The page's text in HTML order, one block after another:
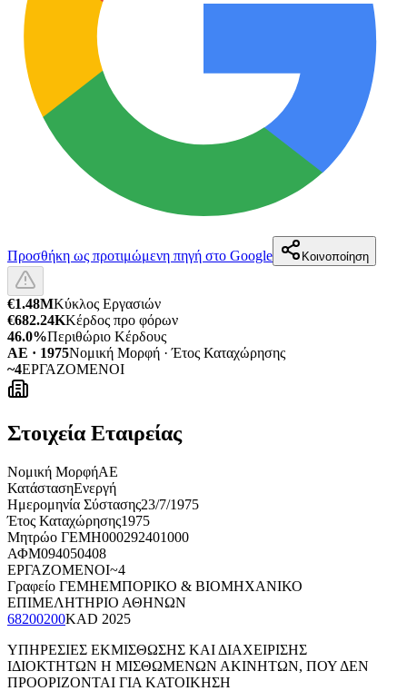
Προσθήκη ως προτιμώμενη πηγή στο Google Κοινοποίηση
€1.48MΚύκλος Εργασιών
€682.24KΚέρδος προ φόρων
46.0%Περιθώριο Κέρδους
ΑΕ · 1975Νομική Μορφή · Έτος Καταχώρησης
~4ΕΡΓΑΖΟΜΕΝΟΙ
Στοιχεία Εταιρείας
Νομική ΜορφήΑΕ
ΚατάστασηΕνεργή
Ημερομηνία Σύστασης23/7/1975
Έτος Καταχώρησης1975
Μητρώο ΓΕΜΗ000292401000
ΑΦΜ094050408
ΕΡΓΑΖΟΜΕΝΟΙ~4
Γραφείο ΓΕΜΗΕΜΠΟΡΙΚΟ & ΒΙΟΜΗΧΑΝΙΚΟ
ΕΠΙΜΕΛΗΤΗΡΙΟ ΑΘΗΝΩΝ
68200200KAD 2025
ΥΠΗΡΕΣΙΕΣ ΕΚΜΙΣΘΩΣΗΣ ΚΑΙ ΔΙΑΧΕΙΡΙΣΗΣ
ΙΔΙΟΚΤΗΤΩΝ Η ΜΙΣΘΩΜΕΝΩΝ ΑΚΙΝΗΤΩΝ, ΠΟΥ ΔΕΝ
ΠΡΟΟΡΙΖΟΝΤΑΙ ΓΙΑ ΚΑΤΟΙΚΗΣΗ